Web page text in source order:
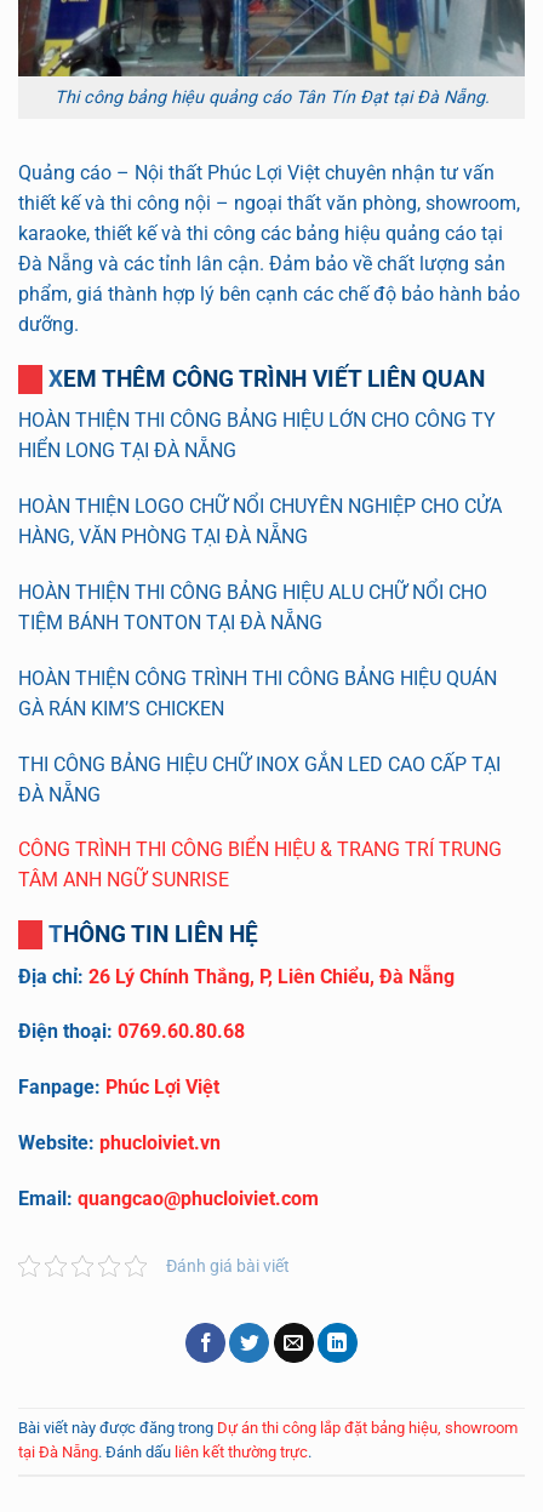
Thi công bảng hiệu quảng cáo Tân Tín Đạt tại Đà Nẵng.
Quảng cáo – Nội thất Phúc Lợi Việt chuyên nhận tư vấn
thiết kế và thi công nội – ngoại thất văn phòng, showroom,
karaoke, thiết kế và thi công các bảng hiệu quảng cáo tại
Đà Nẵng và các tỉnh lân cận. Đảm bảo về chất lượng sản
phẩm, giá thành hợp lý bên cạnh các chế độ bảo hành bảo
dưỡng.
XEM THÊM CÔNG TRÌNH VIẾT LIÊN QUAN
HOÀN THIỆN THI CÔNG BẢNG HIỆU LỚN CHO CÔNG TY
HIỂN LONG TẠI ĐÀ NẴNG
HOÀN THIỆN LOGO CHỮ NỔI CHUYÊN NGHIỆP CHO CỬA
HÀNG, VĂN PHÒNG TẠI ĐÀ NẴNG
HOÀN THIỆN THI CÔNG BẢNG HIỆU ALU CHỮ NỔI CHO
TIỆM BÁNH TONTON TẠI ĐÀ NẴNG
HOÀN THIỆN CÔNG TRÌNH THI CÔNG BẢNG HIỆU QUÁN
GÀ RÁN KIM’S CHICKEN
THI CÔNG BẢNG HIỆU CHỮ INOX GẮN LED CAO CẤP TẠI
ĐÀ NẴNG
CÔNG TRÌNH THI CÔNG BIỂN HIỆU & TRANG TRÍ TRUNG
TÂM ANH NGỮ SUNRISE
THÔNG TIN LIÊN HỆ
Địa chỉ: 26 Lý Chính Thắng, P, Liên Chiểu, Đà Nẵng
Điện thoại: 0769.60.80.68
Fanpage: Phúc Lợi Việt
Website: phucloiviet.vn
Email: quangcao@phucloiviet.com
Đánh giá bài viết
Bài viết này được đăng trong Dự án thi công lắp đặt bảng hiệu, showroom
tại Đà Nẵng. Đánh dấu liên kết thường trực.